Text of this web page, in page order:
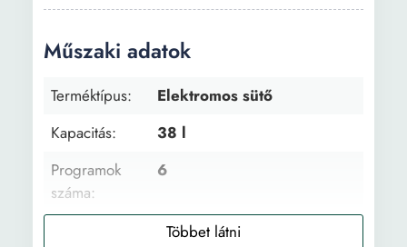
Műszaki adatok
Terméktípus:
Elektromos sütő
Kapacitás:
38 l
Programok
száma:
6
Fekete